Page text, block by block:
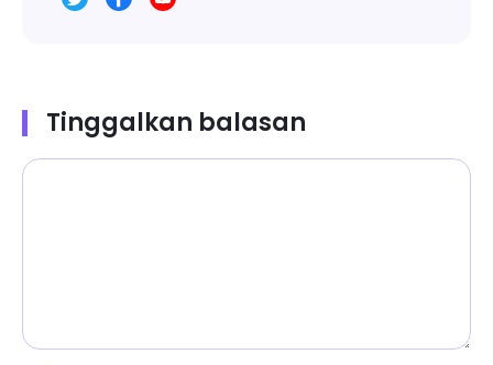
Tinggalkan balasan